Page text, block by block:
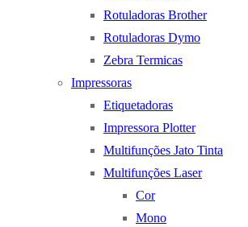
Rotuladoras Brother
Rotuladoras Dymo
Zebra Termicas
Impressoras
Etiquetadoras
Impressora Plotter
Multifunções Jato Tinta
Multifunções Laser
Cor
Mono